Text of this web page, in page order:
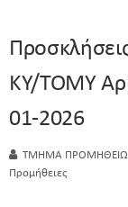
ΚΥ/ΤΟΜΥ
01-2026
ΤΜΗΜΑ
Προμήθειες